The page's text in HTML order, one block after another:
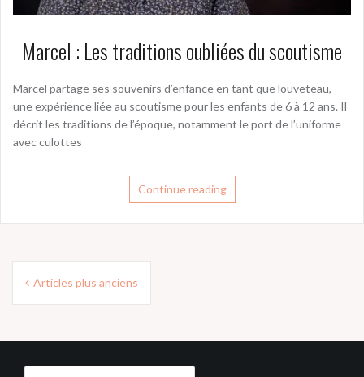
Marcel : Les traditions oubliées du scoutisme
Marcel partage ses souvenirs d’enfance en tant que louveteau,
une expérience liée au scoutisme pour les enfants de 6 à 12 ans. Il
décrit les traditions de l’époque, notamment le port de l’uniforme
avec culottes
Continue reading
Navigation
Articles plus anciens